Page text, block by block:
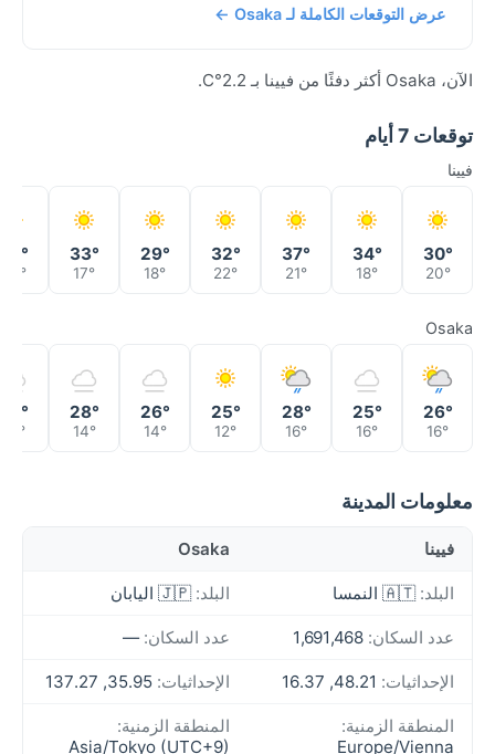
عرض التوقعات الكاملة لـ Osaka ←
الآن، Osaka أكثر دفئًا من فيينا بـ 2.2°C.
توقعات 7 أيام
فيينا
30°
20°
34°
18°
37°
21°
32°
22°
29°
18°
33°
17°
20°
Osaka
26°
16°
25°
16°
28°
16°
25°
12°
26°
14°
28°
14°
14°
معلومات المدينة
فيينا Osaka
البلد: 🇦🇹 النمسا البلد: 🇯🇵 اليابان
عدد السكان: عدد السكان: —
الإحداثيات: الإحداثيات:
المنطقة الزمنية:
Europe/Vienna
المنطقة الزمنية:
Asia/Tokyo (UTC+9)